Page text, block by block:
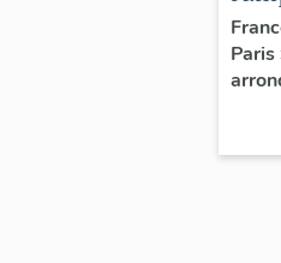
à
Paris